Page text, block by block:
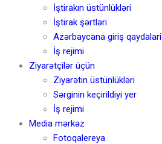
İştirakın üstünlükləri
İştirak şərtləri
Azərbaycana giriş qaydalari
İş rejimi
Ziyarətçilər üçün
Ziyarətin üstünlükləri
Sərginin keçirildiyi yer
İş rejimi
Media mərkəz
Fotoqalereya